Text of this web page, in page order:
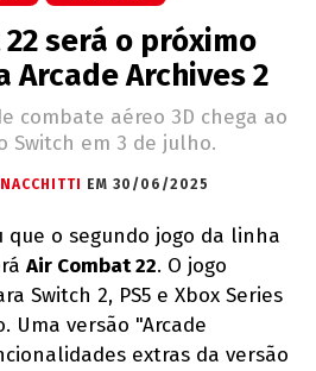
será o próximo
Arcade Archives 2
combate aéreo 3D chega ao
Switch em 3 de julho.
EM 30/06/2025
que o segundo jogo da linha
Air Combat 22. O jogo
Switch 2, PS5 e Xbox Series
Uma versão "Arcade
extras da versão